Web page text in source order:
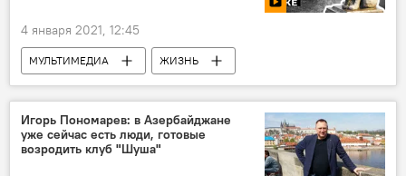
4 января 2021, 12:45
МУЛЬТИМЕДИА
ЖИЗНЬ
Новости мира
Новости Видео
Игорь Пономарев: в Азербайджане
уже сейчас есть люди, готовые
возродить клуб "Шуша"